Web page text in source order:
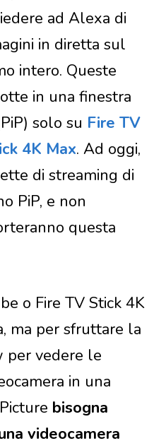
ad Alexa di
in diretta sul
intero. Queste
in una finestra
solo su Fire TV
4K Max. Ad oggi,
di streaming di
PiP, e non
questa
o Fire TV Stick 4K
ma per sfruttare la
per vedere le
in una
bisogna
videocamera